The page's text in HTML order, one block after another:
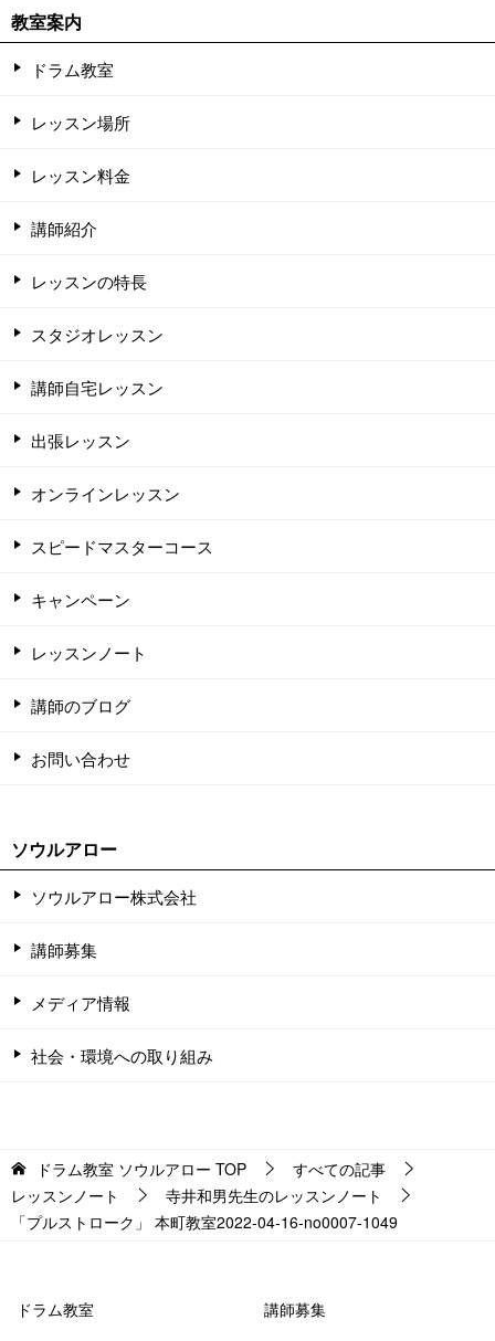
教室案内
ドラム教室
レッスン場所
レッスン料金
講師紹介
レッスンの特長
スタジオレッスン
講師自宅レッスン
出張レッスン
オンラインレッスン
スピードマスターコース
キャンペーン
レッスンノート
講師のブログ
お問い合わせ
ソウルアロー
ソウルアロー株式会社
講師募集
メディア情報
社会・環境への取り組み
ドラム教室 ソウルアロー TOP
すべての記事
レッスンノート
寺井和男先生のレッスンノート
「プルストローク」 本町教室2022-04-16-­no0007-­1049
ドラム教室 講師募集